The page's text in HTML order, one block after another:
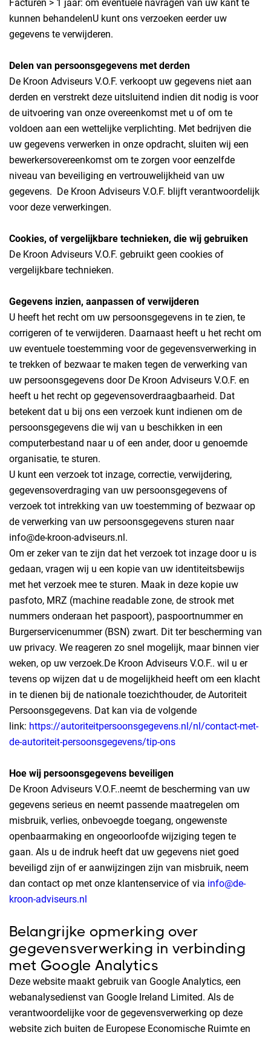
Facturen > 1 jaar: om eventuele navragen van uw kant te
kunnen behandelenU kunt ons verzoeken eerder uw
gegevens te verwijderen.
Delen van persoonsgegevens met derden
De Kroon Adviseurs V.O.F. verkoopt uw gegevens niet aan
derden en verstrekt deze uitsluitend indien dit nodig is voor
de uitvoering van onze overeenkomst met u of om te
voldoen aan een wettelijke verplichting. Met bedrijven die
uw gegevens verwerken in onze opdracht, sluiten wij een
bewerkersovereenkomst om te zorgen voor eenzelfde
niveau van beveiliging en vertrouwelijkheid van uw
gegevens. De Kroon Adviseurs V.O.F. blijft verantwoordelijk
voor deze verwerkingen.
Cookies, of vergelijkbare technieken, die wij gebruiken
De Kroon Adviseurs V.O.F. gebruikt geen cookies of
vergelijkbare technieken.
Gegevens inzien, aanpassen of verwijderen
U heeft het recht om uw persoonsgegevens in te zien, te
corrigeren of te verwijderen. Daarnaast heeft u het recht om
uw eventuele toestemming voor de gegevensverwerking in
te trekken of bezwaar te maken tegen de verwerking van
uw persoonsgegevens door De Kroon Adviseurs V.O.F. en
heeft u het recht op gegevensoverdraagbaarheid. Dat
betekent dat u bij ons een verzoek kunt indienen om de
persoonsgegevens die wij van u beschikken in een
computerbestand naar u of een ander, door u genoemde
organisatie, te sturen.
U kunt een verzoek tot inzage, correctie, verwijdering,
gegevensoverdraging van uw persoonsgegevens of
verzoek tot intrekking van uw toestemming of bezwaar op
de verwerking van uw persoonsgegevens sturen naar
info@de-kroon-adviseurs.nl.
Om er zeker van te zijn dat het verzoek tot inzage door u is
gedaan, vragen wij u een kopie van uw identiteitsbewijs
met het verzoek mee te sturen. Maak in deze kopie uw
pasfoto, MRZ (machine readable zone, de strook met
nummers onderaan het paspoort), paspoortnummer en
Burgerservicenummer (BSN) zwart. Dit ter bescherming van
uw privacy. We reageren zo snel mogelijk, maar binnen vier
weken, op uw verzoek.De Kroon Adviseurs V.O.F.. wil u er
tevens op wijzen dat u de mogelijkheid heeft om een klacht
in te dienen bij de nationale toezichthouder, de Autoriteit
Persoonsgegevens. Dat kan via de volgende
link: https://autoriteitpersoonsgegevens.nl/nl/contact-met-
de-autoriteit-persoonsgegevens/tip-ons
Hoe wij persoonsgegevens beveiligen
De Kroon Adviseurs V.O.F..neemt de bescherming van uw
gegevens serieus en neemt passende maatregelen om
misbruik, verlies, onbevoegde toegang, ongewenste
openbaarmaking en ongeoorloofde wijziging tegen te
gaan. Als u de indruk heeft dat uw gegevens niet goed
beveiligd zijn of er aanwijzingen zijn van misbruik, neem
dan contact op met onze klantenservice of via info@de-
kroon-adviseurs.nl
Belangrijke opmerking over
gegevensverwerking in verbinding
met Google Analytics
Deze website maakt gebruik van Google Analytics, een
webanalysedienst van Google Ireland Limited. Als de
verantwoordelijke voor de gegevensverwerking op deze
website zich buiten de Europese Economische Ruimte en